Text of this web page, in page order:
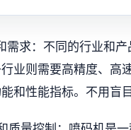
需求：不同的行业和
业则需要高精度、高
和性能指标。不用盲